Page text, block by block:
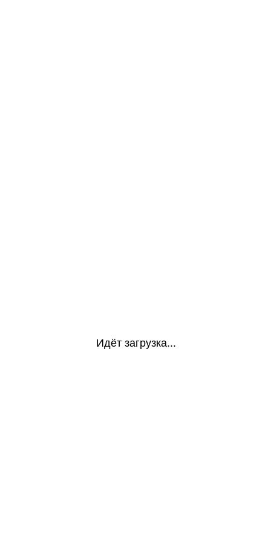
Идёт загрузка...